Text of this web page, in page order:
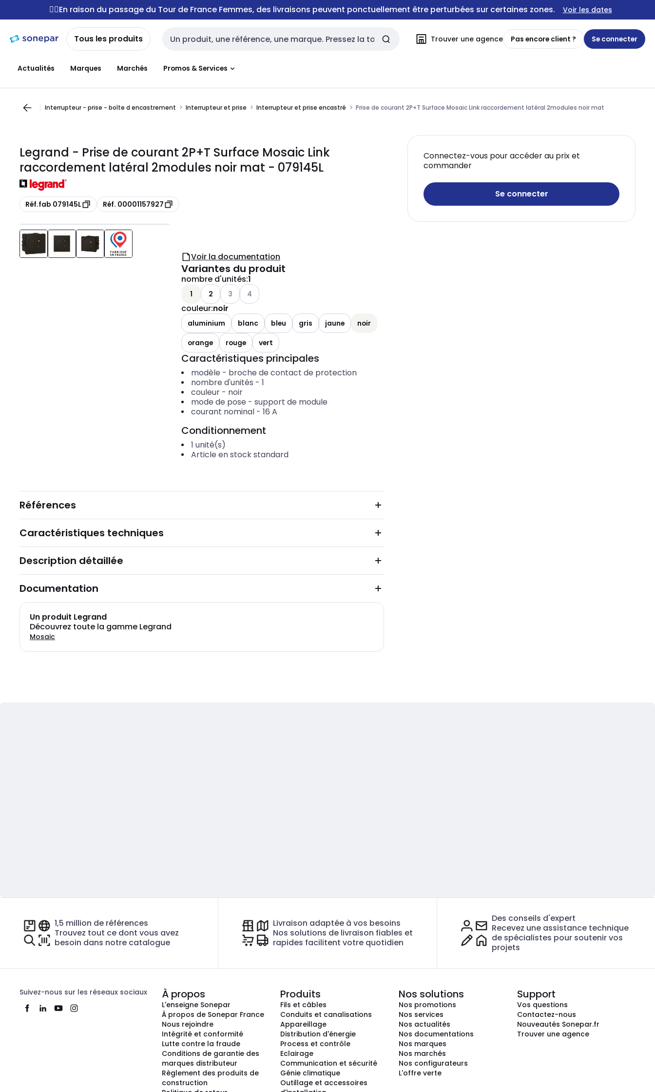
navigation
Passer
au
contenu
🚴‍♂️En raison du passage du Tour de France Femmes, des livraisons peuvent ponctuellement être perturbées sur certaines zones. Voir les dates
Tous les produits Entrée de recherche Trouver une agence Pas encore client ? Se connecter
Actualités Marques Marchés Promos & Services
Interrupteur - prise - boîte d encastrement Interrupteur et prise Interrupteur et prise encastré Prise de courant 2P+T Surface Mosaic Link raccordement latéral 2modules noir mat
Legrand - Prise de courant 2P+T Surface Mosaic Link
raccordement latéral 2modules noir mat - 079145L
Copie
Réf.fab 079145L Copie
Réf. 00001157927
Connectez-vous pour accéder au prix et
commander
Se connecter
Voir la documentation
Variantes du produit
nombre d'unités:1
1 2 Voir les options disponibles
3 Voir les options disponibles
4
couleur:noir
aluminium blanc bleu gris jaune
noir
orange
rouge vert
Caractéristiques principales
modèle - broche de contact de protection
nombre d'unités - 1
couleur- noir
mode de pose - support de module
courant nominal- 16 A
Conditionnement
1 unité(s)
Article en stock standard
Références
Caractéristiques techniques
Description détaillée
Documentation
Un produit Legrand
Découvrez toute la gamme Legrand
Mosaic
1,5 million de références
Trouvez tout ce dont vous avez
besoin dans notre catalogue
Livraison adaptée à vos besoins
Nos solutions de livraison fiables et
rapides facilitent votre quotidien
Des conseils d'expert
Recevez une assistance technique
de spécialistes pour soutenir vos
projets
Suivez-nous sur les réseaux sociaux À propos
L'enseigne Sonepar
À propos de Sonepar France
Nous rejoindre
Intégrité et conformité
Lutte contre la fraude
Conditions de garantie des
marques distributeur
Règlement des produits de
construction
Produits
Fils et câbles
Conduits et canalisations
Appareillage
Distribution d'énergie
Process et contrôle
Eclairage
Communication et sécurité
Génie climatique
Outillage et accessoires
Nos solutions
Nos promotions
Nos services
Nos actualités
Nos documentations
Nos marques
Nos marchés
Nos configurateurs
L'offre verte
Support
Vos questions
Contactez-nous
Nouveautés Sonepar.fr
Trouver une agence